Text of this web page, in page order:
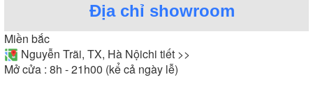
Địa chỉ showroom
Miền bắc
Nguyễn Trãi, TX, Hà Nộichi tiết >>
Mở cửa : 8h - 21h00 (kể cả ngày lễ)